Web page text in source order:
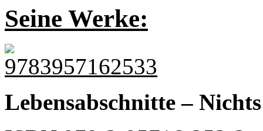
Seine Werke:
Lebensabschnitte –